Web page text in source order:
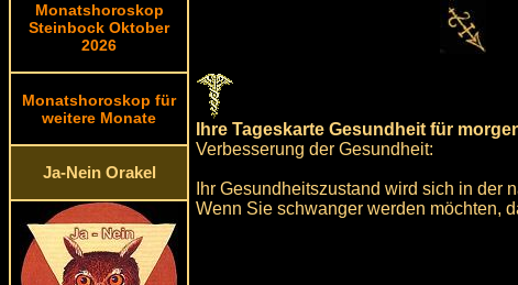
Monatshoroskop
Steinbock Oktober
2026
Monatshoroskop für
weitere Monate
Ja-Nein Orakel
Ihre Tageskarte Gesundheit für
Verbesserung der Gesundheit:
Ihr Gesundheitszustand wird sich in der
Wenn Sie schwanger werden möchten,